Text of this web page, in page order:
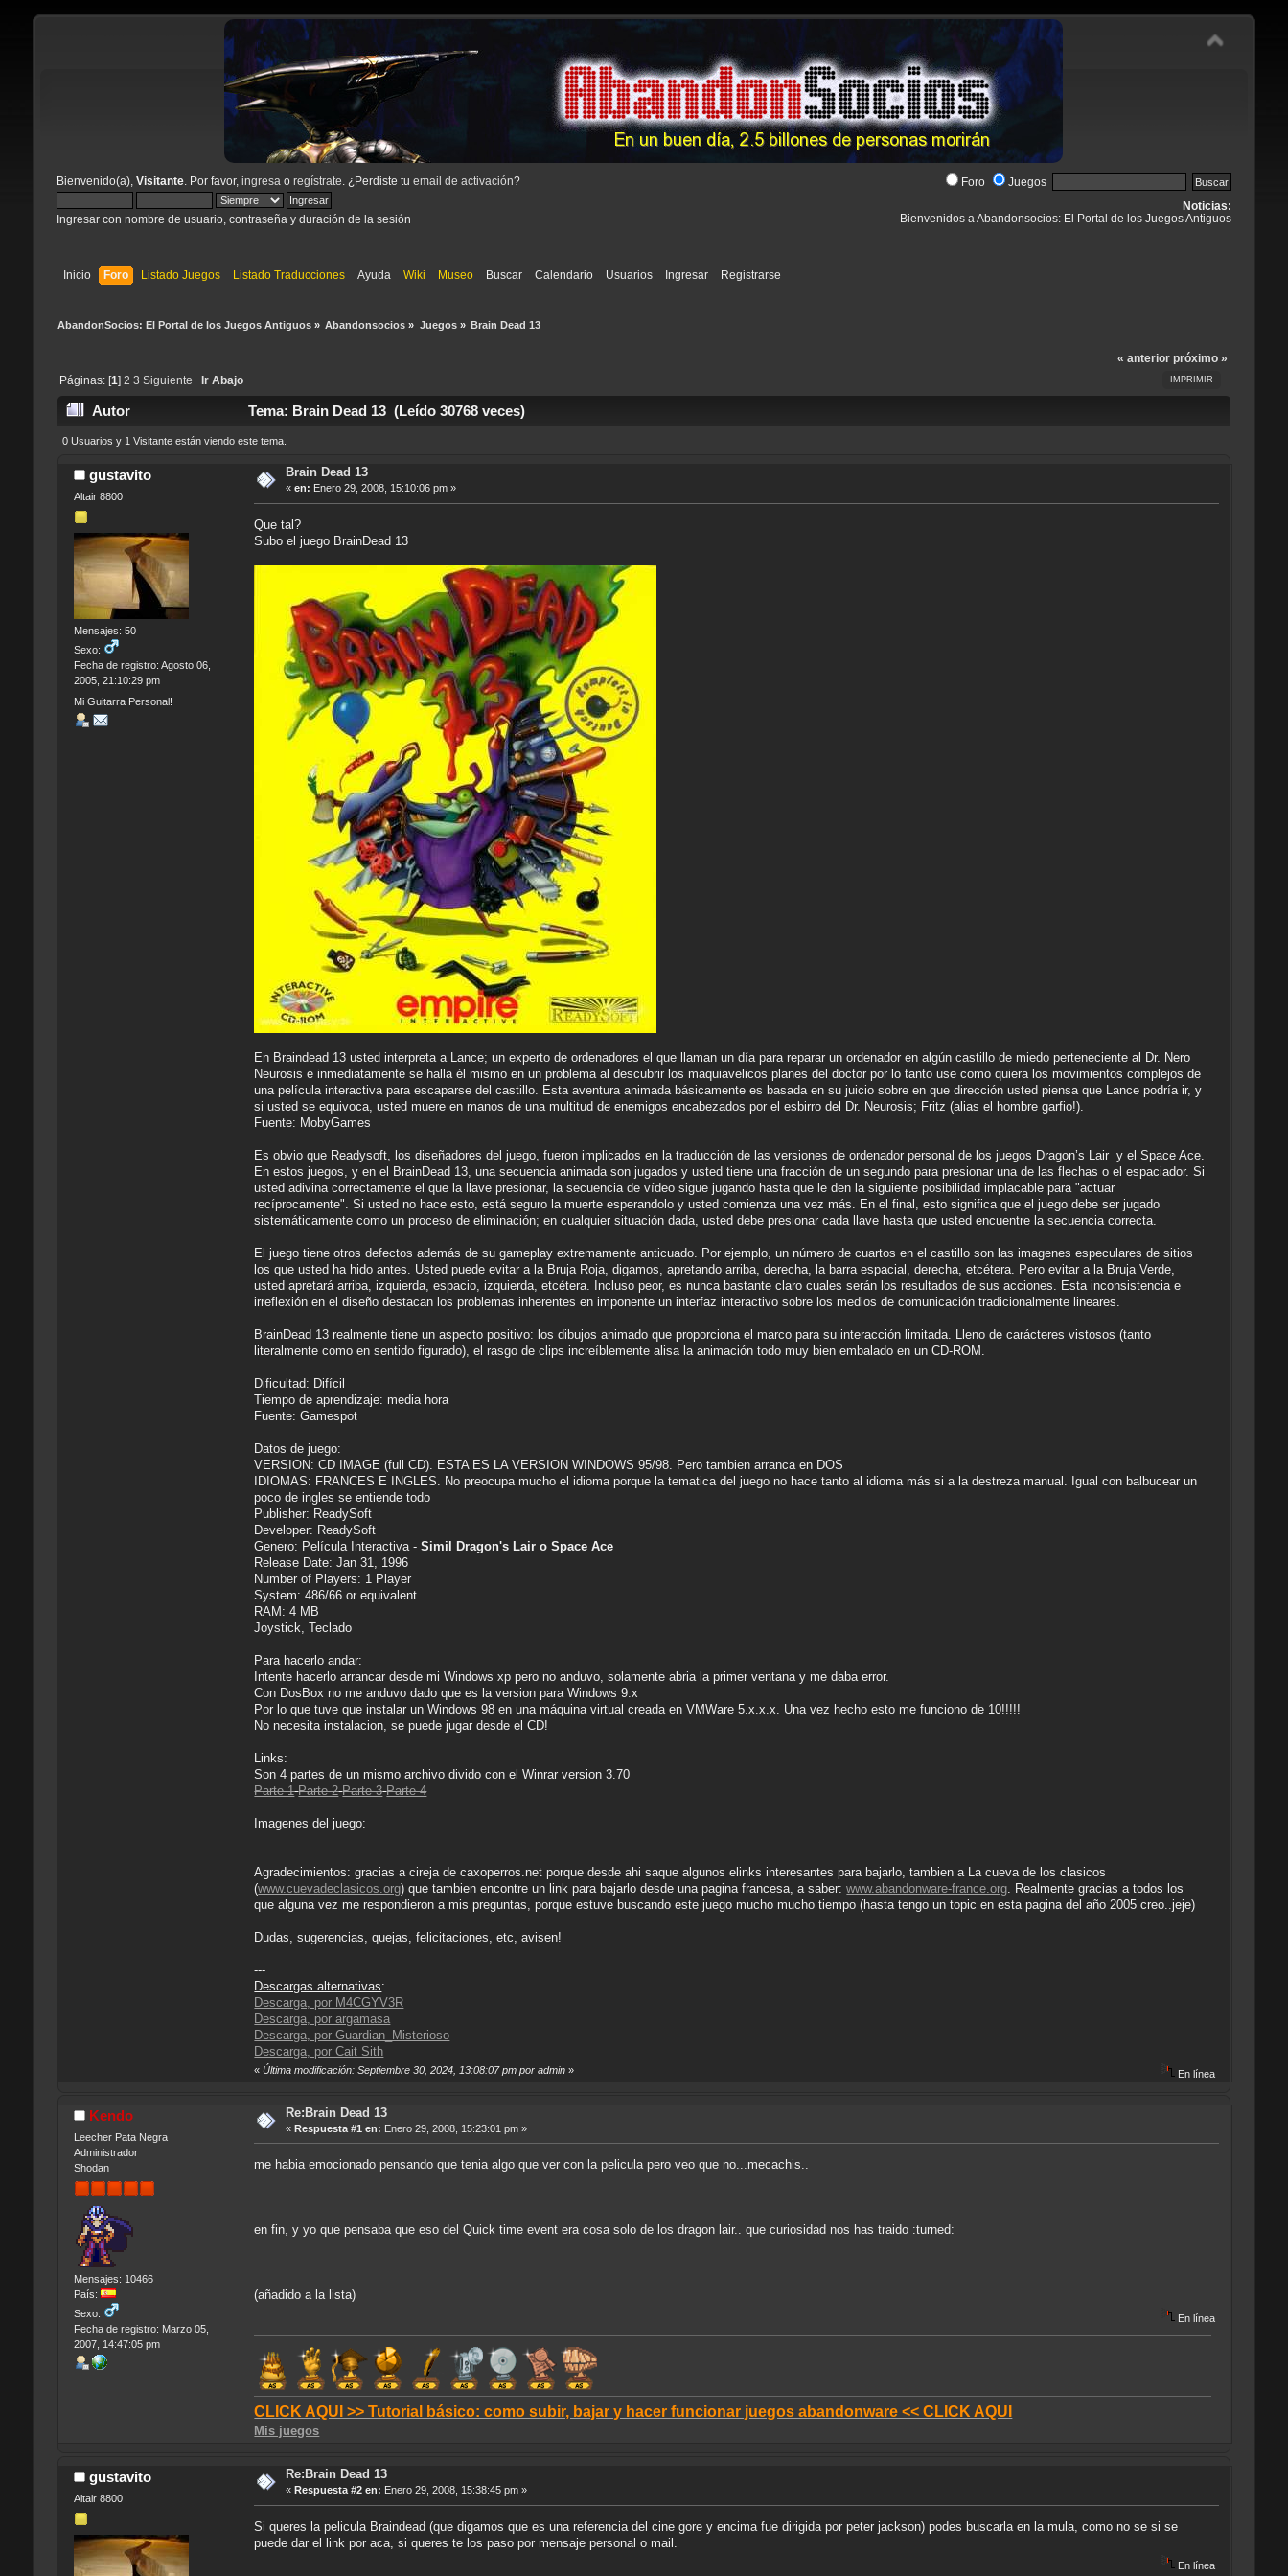
Bienvenido(a), Visitante. Por favor, ingresa o regístrate . ¿Perdiste tu email de activación?
Ingresar con nombre de usuario, contraseña y duración de la sesión
Foro Juegos
Noticias:
Bienvenidos a Abandonsocios: El Portal de los Juegos Antiguos
Inicio Foro Listado Juegos Listado Traducciones Ayuda Wiki Museo Buscar Calendario Usuarios Ingresar Registrarse
AbandonSocios: El Portal de los Juegos Antiguos» Abandonsocios » Juegos» Brain Dead 13
« anterior próximo »
IMPRIMIR
Páginas: [ 1 2 3 Siguiente Ir Abajo
Autor Tema: Brain Dead 13 (Leído 30768 veces)
0 Usuarios y 1 Visitante están viendo este tema.
gustavito
Altair 8800
Mensajes: 50
Sexo:
Fecha de registro: Agosto 06,
2005, 21:10:29 pm
Mi Guitarra Personal!
Brain Dead 13
« en: Enero 29, 2008, 15:10:06 pm »
Que tal?
Subo el juego BrainDead 13
En Braindead 13 usted interpreta a Lance; un experto de ordenadores el que llaman un día para reparar un ordenador en algún castillo de miedo perteneciente al Dr. Nero
Neurosis e inmediatamente se halla él mismo en un problema al descubrir los maquiavelicos planes del doctor por lo tanto use como quiera los movimientos complejos de
una película interactiva para escaparse del castillo. Esta aventura animada básicamente es basada en su juicio sobre en que dirección usted piensa que Lance podría ir, y
si usted se equivoca, usted muere en manos de una multitud de enemigos encabezados por el esbirro del Dr. Neurosis; Fritz (alias el hombre garfio!).
Fuente: MobyGames
Es obvio que Readysoft, los diseñadores del juego, fueron implicados en la traducción de las versiones de ordenador personal de los juegos Dragon’s Lair y el Space Ace.
En estos juegos, y en el BrainDead 13, una secuencia animada son jugados y usted tiene una fracción de un segundo para presionar una de las flechas o el espaciador. Si
usted adivina correctamente el que la llave presionar, la secuencia de vídeo sigue jugando hasta que le den la siguiente posibilidad implacable para "actuar
recíprocamente". Si usted no hace esto, está seguro la muerte esperandolo y usted comienza una vez más. En el final, esto significa que el juego debe ser jugado
sistemáticamente como un proceso de eliminación; en cualquier situación dada, usted debe presionar cada llave hasta que usted encuentre la secuencia correcta.
El juego tiene otros defectos además de su gameplay extremamente anticuado. Por ejemplo, un número de cuartos en el castillo son las imagenes especulares de sitios
los que usted ha hido antes. Usted puede evitar a la Bruja Roja, digamos, apretando arriba, derecha, la barra espacial, derecha, etcétera. Pero evitar a la Bruja Verde,
usted apretará arriba, izquierda, espacio, izquierda, etcétera. Incluso peor, es nunca bastante claro cuales serán los resultados de sus acciones. Esta inconsistencia e
irreflexión en el diseño destacan los problemas inherentes en imponente un interfaz interactivo sobre los medios de comunicación tradicionalmente lineares.
BrainDead 13 realmente tiene un aspecto positivo: los dibujos animado que proporciona el marco para su interacción limitada. Lleno de carácteres vistosos (tanto
literalmente como en sentido figurado), el rasgo de clips increíblemente alisa la animación todo muy bien embalado en un CD-ROM.
Dificultad: Difícil
Tiempo de aprendizaje: media hora
Fuente: Gamespot
Datos de juego:
VERSION: CD IMAGE (full CD). ESTA ES LA VERSION WINDOWS 95/98. Pero tambien arranca en DOS
IDIOMAS: FRANCES E INGLES. No preocupa mucho el idioma porque la tematica del juego no hace tanto al idioma más si a la destreza manual. Igual con balbucear un
poco de ingles se entiende todo
Publisher: ReadySoft
Developer: ReadySoft
Genero: Película Interactiva -Simil Dragon's Lair o Space Ace
Release Date: Jan 31, 1996
Number of Players: 1 Player
System: 486/66 or equivalent
RAM: 4 MB
Joystick, Teclado
Para hacerlo andar:
Intente hacerlo arrancar desde mi Windows xp pero no anduvo, solamente abria la primer ventana y me daba error.
Con DosBox no me anduvo dado que es la version para Windows 9.x
Por lo que tuve que instalar un Windows 98 en una máquina virtual creada en VMWare 5.x.x.x. Una vez hecho esto me funciono de 10!!!!!
No necesita instalacion, se puede jugar desde el CD!
Links:
Son 4 partes de un mismo archivo divido con el Winrar version 3.70
Parte 1 Parte 2 Parte 3 Parte 4
Imagenes del juego:
Agradecimientos: gracias a cireja de caxoperros.net porque desde ahi saque algunos elinks interesantes para bajarlo, tambien a La cueva de los clasicos
(www.cuevadeclasicos.org) que tambien encontre un link para bajarlo desde una pagina francesa, a saber:www.abandonware-france.org . Realmente gracias a todos los
que alguna vez me respondieron a mis preguntas, porque estuve buscando este juego mucho mucho tiempo (hasta tengo un topic en esta pagina del año 2005 creo..jeje)
Dudas, sugerencias, quejas, felicitaciones, etc, avisen!
---
Descargas alternativas:
Descarga, por M4CGYV3R
Descarga, por argamasa
Descarga, por Guardian_Misterioso
Descarga, por Cait Sith
«Última modificación: Septiembre 30, 2024, 13:08:07 pm por admin » En línea
Kendo
Leecher Pata Negra
Administrador
Shodan
Mensajes: 10466
País:
Sexo:
Fecha de registro: Marzo 05,
2007, 14:47:05 pm
Re:Brain Dead 13
« Respuesta #1 en: Enero 29, 2008, 15:23:01 pm »
me habia emocionado pensando que tenia algo que ver con la pelicula pero veo que no...mecachis..
en fin, y yo que pensaba que eso del Quick time event era cosa solo de los dragon lair.. que curiosidad nos has traido :turned:
(añadido a la lista)
En línea
CLICK AQUI >> Tutorial básico: como subir, bajar y hacer funcionar juegos abandonware << CLICK AQUI
Mis juegos
gustavito
Altair 8800
Re:Brain Dead 13
« Respuesta #2 en: Enero 29, 2008, 15:38:45 pm »
Si queres la pelicula Braindead (que digamos que es una referencia del cine gore y encima fue dirigida por peter jackson) podes buscarla en la mula, como no se si se
puede dar el link por aca, si queres te los paso por mensaje personal o mail.
En línea